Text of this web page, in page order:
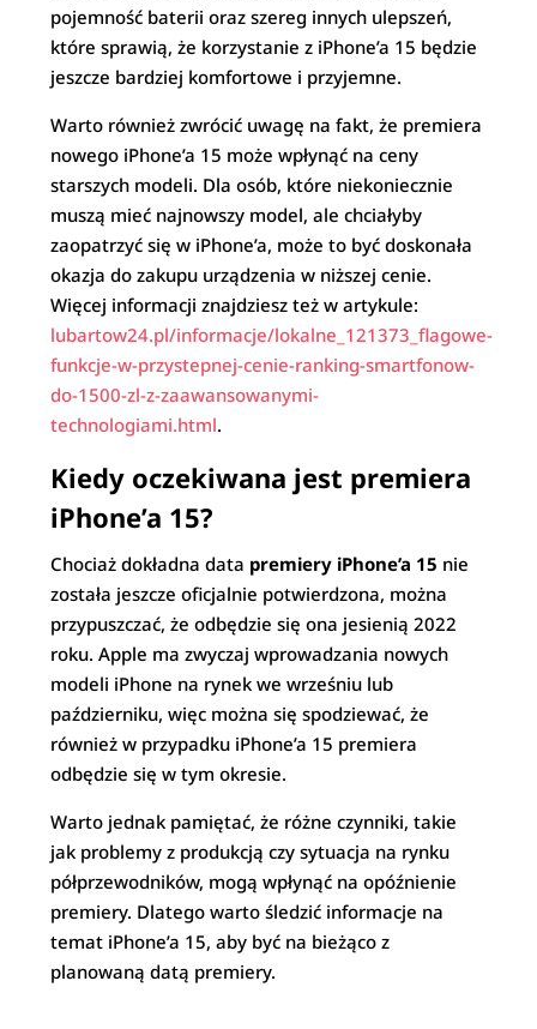
pojemność baterii oraz szereg innych ulepszeń,
które sprawią, że korzystanie z iPhone’a 15 będzie
jeszcze bardziej komfortowe i przyjemne.
Warto również zwrócić uwagę na fakt, że premiera
nowego iPhone’a 15 może wpłynąć na ceny
starszych modeli. Dla osób, które niekoniecznie
muszą mieć najnowszy model, ale chciałyby
zaopatrzyć się w iPhone’a, może to być doskonała
okazja do zakupu urządzenia w niższej cenie.
Więcej informacji znajdziesz też w artykule:
lubartow24.pl/informacje/lokalne_121373_flagowe-
funkcje-w-przystepnej-cenie-ranking-smartfonow-
do-1500-zl-z-zaawansowanymi-
technologiami.html.
Kiedy oczekiwana jest premiera
iPhone’a 15?
Chociaż dokładna data premiery iPhone’a 15 nie
została jeszcze oficjalnie potwierdzona, można
przypuszczać, że odbędzie się ona jesienią 2022
roku. Apple ma zwyczaj wprowadzania nowych
modeli iPhone na rynek we wrześniu lub
październiku, więc można się spodziewać, że
również w przypadku iPhone’a 15 premiera
odbędzie się w tym okresie.
Warto jednak pamiętać, że różne czynniki, takie
jak problemy z produkcją czy sytuacja na rynku
półprzewodników, mogą wpłynąć na opóźnienie
premiery. Dlatego warto śledzić informacje na
temat iPhone’a 15, aby być na bieżąco z
planowaną datą premiery.